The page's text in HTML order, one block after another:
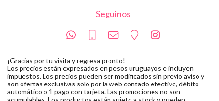
Seguinos
¡Gracias por tu visita y regresa pronto!
Los precios están expresados en pesos uruguayos e incluyen
impuestos. Los precios pueden ser modificados sin previo aviso y
son ofertas exclusivas solo por la web contado efectivo, débito
automático o 1 pago con tarjeta. Las promociones no son
acumulables. Los productos están sujeto a stock y pueden